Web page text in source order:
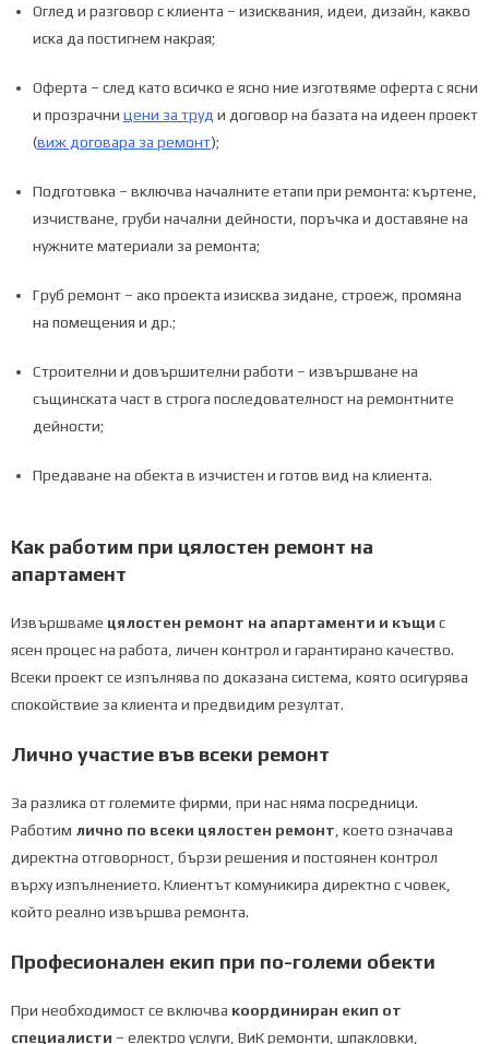
Оглед и разговор с клиента – изисквания, идеи, дизайн, какво
иска да постигнем накрая;
Оферта – след като всичко е ясно ние изготвяме оферта с ясни
и прозрачни цени за труд и договор на базата на идеен проект
(виж договара за ремонт);
Подготовка – включва началните етапи при ремонта: къртене,
изчистване, груби начални дейности, поръчка и доставяне на
нужните материали за ремонта;
Груб ремонт – ако проекта изисква зидане, строеж, промяна
на помещения и др.;
Строителни и довършителни работи – извършване на
същинската част в строга последователност на ремонтните
дейности;
Предаване на обекта в изчистен и готов вид на клиента.
Как работим при цялостен ремонт на
апартамент
Извършвамe цялостен ремонт на апартаменти и къщи с
ясен процес на работа, личен контрол и гарантирано качество.
Всеки проект се изпълнява по доказана система, която осигурява
спокойствие за клиента и предвидим резултат.
Лично участие във всеки ремонт
За разлика от големите фирми, при нас няма посредници.
Работим лично по всеки цялостен ремонт , което означава
директна отговорност, бързи решения и постоянен контрол
върху изпълнението. Клиентът комуникира директно с човек,
който реално извършва ремонта.
Професионален екип при по-големи обекти
При необходимост се включва координиран екип от
специалисти – електро услуги, ВиК ремонти, шпакловки,